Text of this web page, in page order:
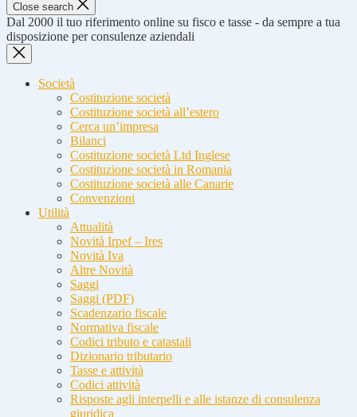
Close search
Dal 2000 il tuo riferimento online su fisco e tasse - da sempre a tua
disposizione per consulenze aziendali
Società
Costituzione società
Costituzione società all’estero
Cerca un’impresa
Bilanci
Costituzione società Ltd Inglese
Costituzione società in Romania
Costituzione società alle Canarie
Convenzioni
Utilità
Attualità
Novità Irpef – Ires
Novità Iva
Altre Novità
Saggi
Saggi (PDF)
Scadenzario fiscale
Normativa fiscale
Codici tributo e catastali
Dizionario tributario
Tasse e attività
Codici attività
Risposte agli interpelli e alle istanze di consulenza
giuridica